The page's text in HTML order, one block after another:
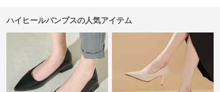
ハイヒールパンプスの人気アイテム